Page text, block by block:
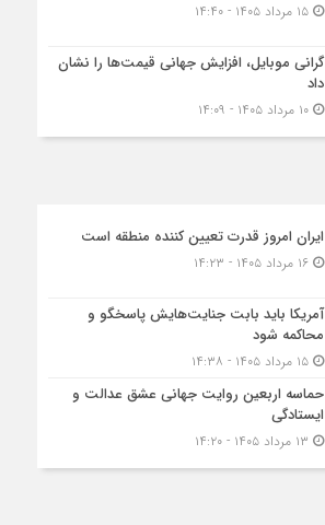
۱۵ مرداد ۱۴۰۵ - ۱۴:۴۰
گرانی موبایل، افزایش جهانی قیمت‌ها را نشان
داد
۱۰ مرداد ۱۴۰۵ - ۱۴:۰۹
ایران امروز قدرت تعیین کننده منطقه است
۱۶ مرداد ۱۴۰۵ - ۱۴:۲۳
آمریکا باید بابت جنایت‌هایش پاسخگو و
محاکمه شود
۱۵ مرداد ۱۴۰۵ - ۱۴:۳۸
حماسه اربعین روایت جهانی عشق عدالت و
ایستادگی